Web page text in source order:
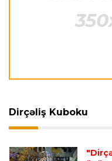
Neapolda
stadion tikiləcək
"Reyncers" uduzdu,
Transfer
Dirçəliş Kuboku